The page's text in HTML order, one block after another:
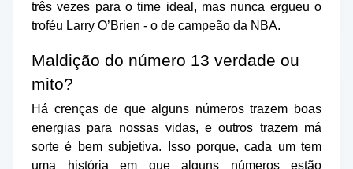
três vezes para o time ideal, mas nunca ergueu o
troféu Larry O’Brien - o de campeão da NBA.
Maldição do número 13 verdade ou
mito?
Há crenças de que alguns números trazem boas
energias para nossas vidas, e outros trazem má
sorte é bem subjetiva. Isso porque, cada um tem
uma história em que alguns números estão